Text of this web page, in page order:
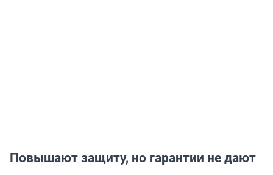
Повышают защиту, но гарантии не дают